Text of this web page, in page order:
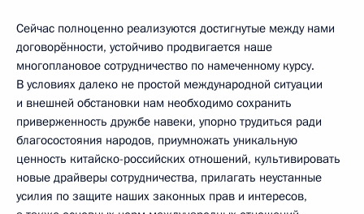
Сейчас полноценно реализуются достигнутые между нами
договорённости, устойчиво продвигается наше
многоплановое сотрудничество по намеченному курсу.
В условиях далеко не простой международной ситуации
и внешней обстановки нам необходимо сохранить
приверженность дружбе навеки, упорно трудиться ради
благосостояния народов, приумножать уникальную
ценность китайско-российских отношений, культивировать
новые драйверы сотрудничества, прилагать неустанные
усилия по защите наших законных прав и интересов,